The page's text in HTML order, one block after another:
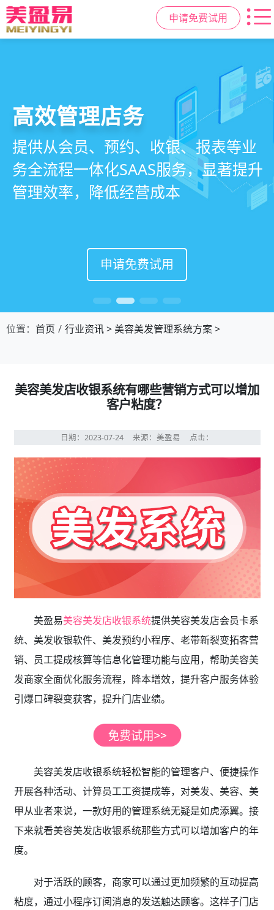
申请免费试用
美容美发管理系统
店务+拓客+020一体化，一站式解决
美发门店经营管理需求
申请免费试用
高效管理店务
提供从会员、预约、收银、报表等业
务全流程一体化SAAS服务，显著提升
管理效率，降低经营成本
申请免费试用
社交裂变拓客
基于拼团、砍价、分销、异业合作等
网红社交营销玩法，海量爆款方案一
键套用，快速引爆门店客流
申请免费试用
小程序商城
小程序链接商家、手艺人、客户，打
通线上线下，让口碑传播有抓手，赋
能社交裂变，盘活私域流量
申请免费试用
位置： 首页 行业资讯>美容美发管理系统方案>
美容美发店收银系统有哪些营销方式可以增加
客户粘度？
日期：2023-07-24 来源：美盈易 点击：
美盈易美容美发店收银系统提供美容美发店会员卡系
统、美发收银软件、美发预约小程序、老带新裂变拓客营
销、员工提成核算等信息化管理功能与应用，帮助美容美
发商家全面优化服务流程，降本增效，提升客户服务体验
引爆口碑裂变获客，提升门店业绩。
美容美发店收银系统轻松智能的管理客户、便捷操作
开展各种活动、计算员工工资提成等，对美发、美容、美
甲从业者来说，一款好用的管理系统无疑是如虎添翼。接
下来就看美容美发店收银系统那些方式可以增加客户的年
度。
对于活跃的顾客，商家可以通过更加频繁的互动提高
粘度，通过小程序订阅消息的发送触达顾客。这样子门店